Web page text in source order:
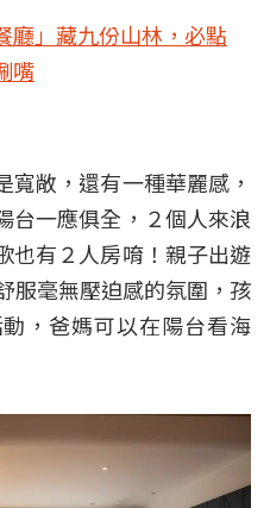
廳」藏九份山林，必點
嘴
敞，還有一種華麗感，
台一應俱全，２個人來浪
也有２人房唷！親子出遊
服毫無壓迫感的氛圍，孩
，爸媽可以在陽台看海